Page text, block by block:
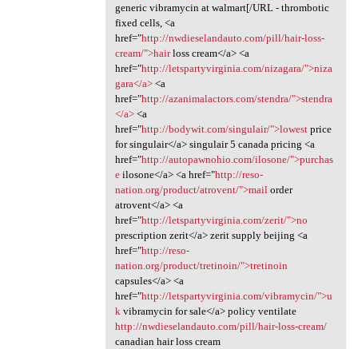
generic vibramycin at walmart[/URL - thrombotic
fixed cells, <a
href="http://nwdieselandauto.com/pill/hair-loss-
cream/">hairloss cream</a> <a
href="http://letspartyvirginia.com/nizagara/">niza
gara</a><a
href="http://azanimalactors.com/stendra/">stendra
</a><a
href="http://bodywit.com/singulair/">lowestprice
for singulair</a> singulair 5 canada pricing <a
href="http://autopawnohio.com/ilosone/">purchas
eilosone</a> <a href="http://reso-
nation.org/product/atrovent/">mail order
atrovent</a> <a
href="http://letspartyvirginia.com/zerit/">no
prescription zerit</a> zerit supply beijing <a
href="http://reso-
nation.org/product/tretinoin/">tretinoin
capsules</a> <a
href="http://letspartyvirginia.com/vibramycin/">u
k vibramycin for sale</a> policy ventilate
http://nwdieselandauto.com/pill/hair-loss-cream/
canadian hair loss cream